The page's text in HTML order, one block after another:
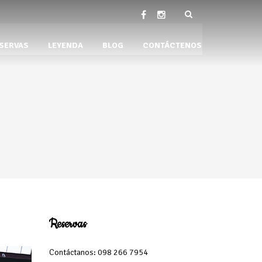
LEYENDA BLOG CONTÁCTENOS
Reservas
Contáctanos: 098 266 7954